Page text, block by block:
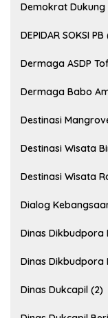
Demokrat Dukung
DEPIDAR SOKSI PB
Dermaga ASDP
Dermaga Babo
Destinasi
Destinasi Wisata
Destinasi Wisata
Dialog
Dinas Dikbudpora
Dinas Dikbudpora
Dinas Dukcapil (2)